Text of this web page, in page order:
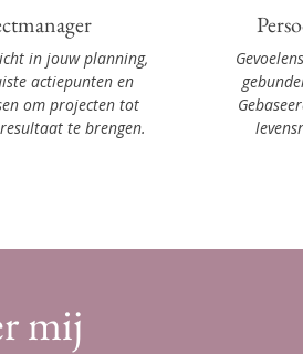
in jouw planning,
actiepunten en
om projecten tot
te brengen.
mij